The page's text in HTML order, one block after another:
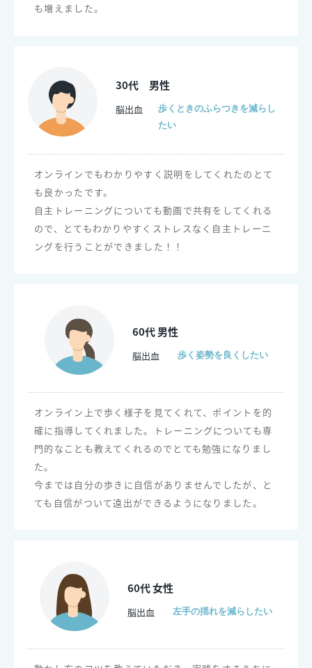
も増えました。
30代 男性
脳出血
歩くときのふらつきを減らし
たい
オンラインでもわかりやすく説明をしてくれたのとて
も良かったです。
自主トレーニングについても動画で共有をしてくれる
ので、とてもわかりやすくストレスなく自主トレーニ
ングを行うことができました！！
60代 男性
脳出血 歩く姿勢を良くしたい
オンライン上で歩く様子を見てくれて、ポイントを的
確に指導してくれました。トレーニングについても専
門的なことも教えてくれるのでとても勉強になりまし
た。
今までは自分の歩きに自信がありませんでしたが、と
ても自信がついて遠出ができるようになりました。
60代 女性
脳出血 左手の揺れを減らしたい